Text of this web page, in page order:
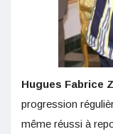
Hugues Fabrice
progression
même réussi à